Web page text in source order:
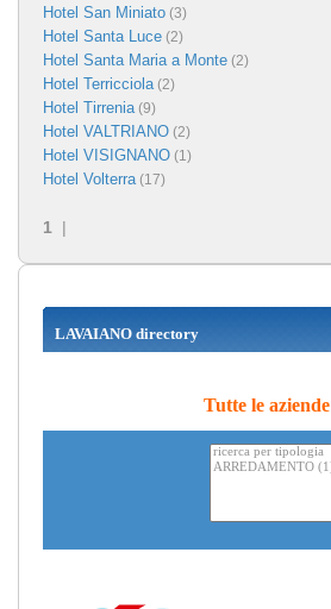
Hotel San Miniato (3)
Hotel Santa Luce (2)
Hotel Santa Maria a Monte (2)
Hotel Terricciola(2)
Hotel Tirrenia(9)
Hotel VALTRIANO (2)
Hotel VISIGNANO (1)
Hotel Volterra(17)
1 |
LAVAIANO directory
Tutte le aziende